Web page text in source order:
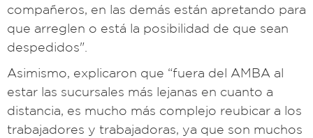
compañeros, en las demás están apretando para
que arreglen o está la posibilidad de que sean
despedidos".
Asimismo, explicaron que “fuera del AMBA al
estar las sucursales más lejanas en cuanto a
distancia, es mucho más complejo reubicar a los
trabajadores y trabajadoras, ya que son muchos